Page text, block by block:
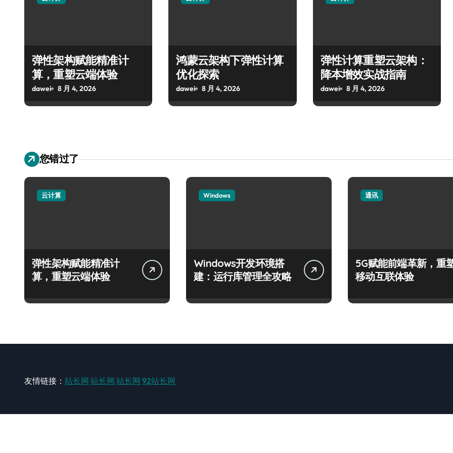
弹性架构赋能精准计
算，重塑云端体验
dawei 8 月 4, 2026
鸿蒙云架构下弹性计算
优化探索
dawei 8 月 4, 2026
弹性计算重塑云架构：
降本增效实战指南
dawei 8 月 4, 2026
您错过了
云计算
弹性架构赋能精准计
算，重塑云端体验
Windows
Windows开发环境搭
建：运行库管理全攻略
通讯
5G赋能前端革新，重
移动互联体验
友情链接： 站长网 站长网 站长网 92站长网